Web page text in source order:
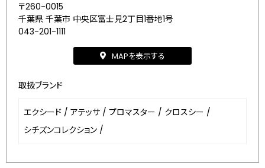
〒260-0015
千葉県 千葉市 中央区富士見2丁目1番地1号
043-201-1111
MAPを表示する
取扱ブランド
エクシード / アテッサ / プロマスター / クロスシー /
シチズンコレクション /